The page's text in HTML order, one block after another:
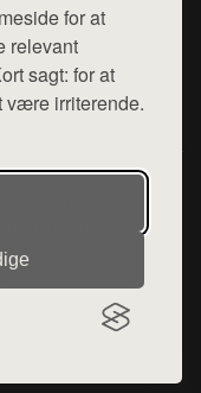
for at
relevant
sagt: for at
være irriterende.
hej@want.dk
og privatlivspolitik
en række
produkter fra
fra denne side - vi